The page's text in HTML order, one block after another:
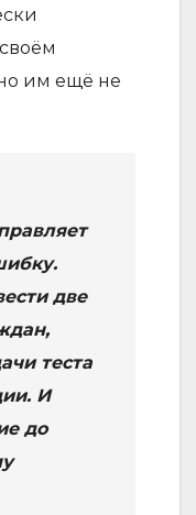
им ещё не
две
теста
И
до